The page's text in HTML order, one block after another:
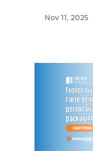
Nov 11, 2025